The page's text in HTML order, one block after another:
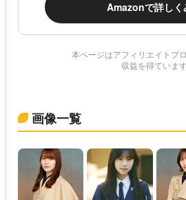
Amazonで詳しく
本ページはアフィリエイトプ
収益を得ています
画像一覧